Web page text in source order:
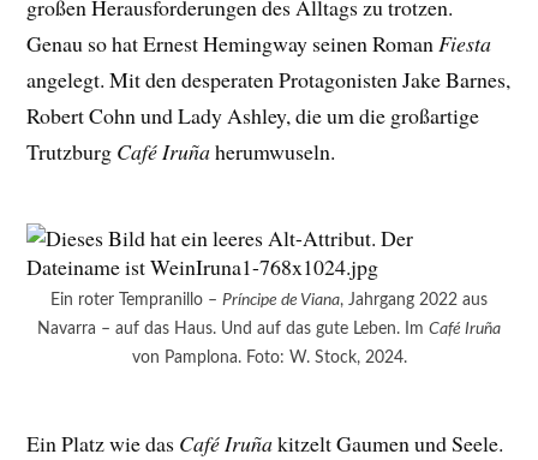
großen Herausforderungen des Alltags zu trotzen.
Genau so hat Ernest Hemingway seinen RomanFiesta
angelegt. Mit den desperaten Protagonisten Jake Barnes,
Robert Cohn und Lady Ashley, die um die großartige
Trutzburg Café Iruñaherumwuseln.
Ein roter Tempranillo – Príncipe de Viana, Jahrgang 2022 aus
Navarra – auf das Haus. Und auf das gute Leben. Im Café Iruña
von Pamplona. Foto: W. Stock, 2024.
Ein Platz wie das Café Iruñakitzelt Gaumen und Seele.